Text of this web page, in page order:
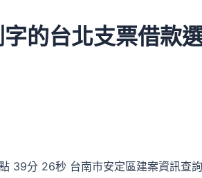
的台北支票借款
39分 26秒 台南市安定區建案資訊查